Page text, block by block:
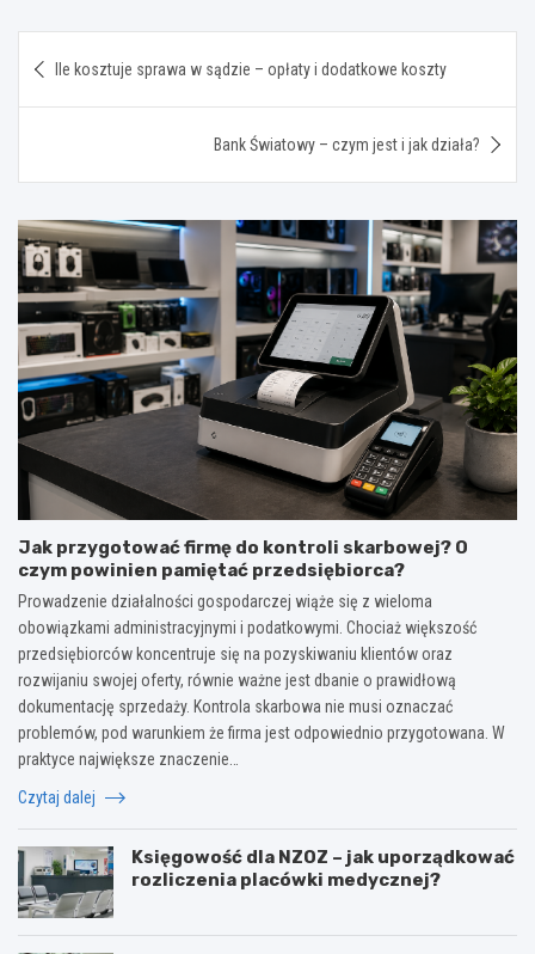
wpisu
Ile kosztuje sprawa w sądzie – opłaty i dodatkowe koszty
Bank Światowy – czym jest i jak działa?
Jak przygotować firmę do kontroli skarbowej? O
czym powinien pamiętać przedsiębiorca?
Prowadzenie działalności gospodarczej wiąże się z wieloma
obowiązkami administracyjnymi i podatkowymi. Chociaż większość
przedsiębiorców koncentruje się na pozyskiwaniu klientów oraz
rozwijaniu swojej oferty, równie ważne jest dbanie o prawidłową
dokumentację sprzedaży. Kontrola skarbowa nie musi oznaczać
problemów, pod warunkiem że firma jest odpowiednio przygotowana. W
praktyce największe znaczenie…
Czytaj dalej
Księgowość dla NZOZ – jak uporządkować
rozliczenia placówki medycznej?